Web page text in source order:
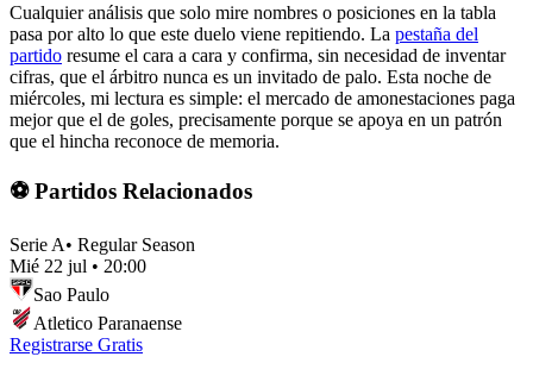
Cualquier análisis que solo mire nombres o posiciones en la tabla
pasa por alto lo que este duelo viene repitiendo. La pestaña del
partido resume el cara a cara y confirma, sin necesidad de inventar
cifras, que el árbitro nunca es un invitado de palo. Esta noche de
miércoles, mi lectura es simple: el mercado de amonestaciones paga
mejor que el de goles, precisamente porque se apoya en un patrón
que el hincha reconoce de memoria.
⚽ Partidos Relacionados
Serie A• Regular Season
Mié 22 jul • 20:00
Sao Paulo
Atletico Paranaense
Registrarse Gratis